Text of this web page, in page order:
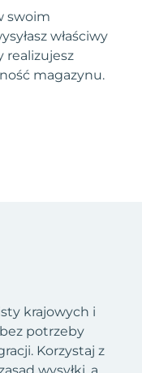
swoim
właściwy
realizujesz
magazynu.
krajowych i
potrzeby
Korzystaj z